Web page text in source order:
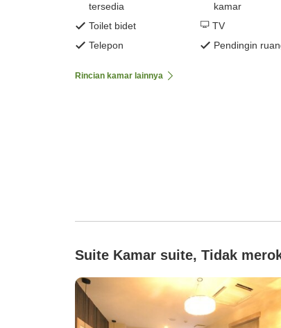
tersedia
kamar
Toilet bidet
TV
Telepon
Pendingin
Rincian kamar lainnya
Suite Kamar suite, Tidak